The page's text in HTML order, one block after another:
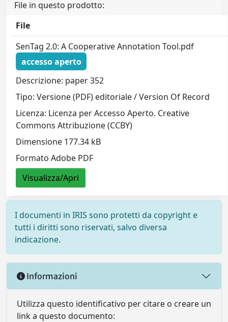
File in questo prodotto:
File
SenTag 2.0: A Cooperative Annotation Tool.pdf
accesso aperto
Descrizione: paper 352
Tipo: Versione (PDF) editoriale / Version Of Record
Licenza: Licenza per Accesso Aperto. Creative
Commons Attribuzione (CCBY)
Dimensione 177.34 kB
Formato Adobe PDF
Visualizza/Apri
I documenti in IRIS sono protetti da copyright e
tutti i diritti sono riservati, salvo diversa
indicazione.
Informazioni
Utilizza questo identificativo per citare o creare un
link a questo documento: